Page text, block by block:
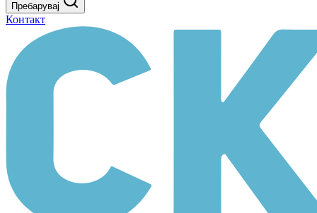
Пребарувај
Контакт